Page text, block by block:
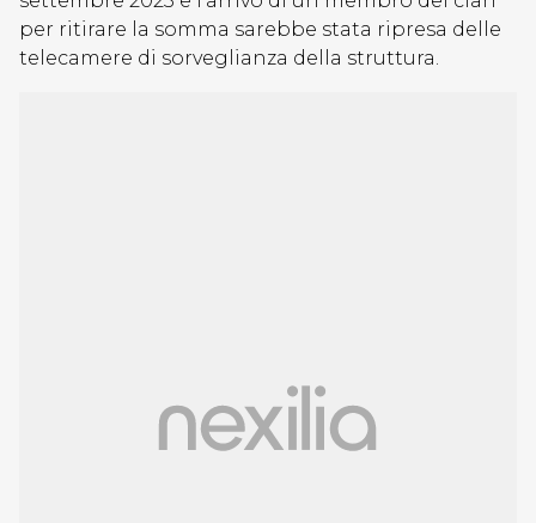
per ritirare la somma sarebbe stata ripresa delle
telecamere di sorveglianza della struttura.